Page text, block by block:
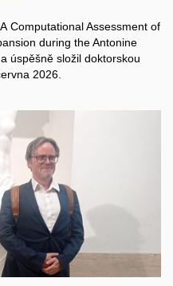
Computational Assessment of
during the Antonine
úspěšně složil doktorskou
2026.